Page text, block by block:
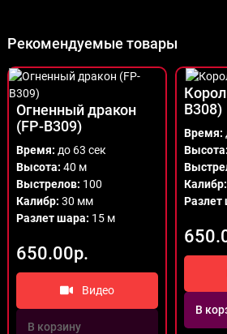
Рекомендуемые товары
Огненный дракон
(FP-B309)
Время: до 63 сек
Высота: 40 м
Выстрелов: 100
Калибр: 30 мм
Разлет шара: 15 м
650.00р.
Видео
В корзину
B308)
Время:
Высота:
Калибр:
Разлет
В